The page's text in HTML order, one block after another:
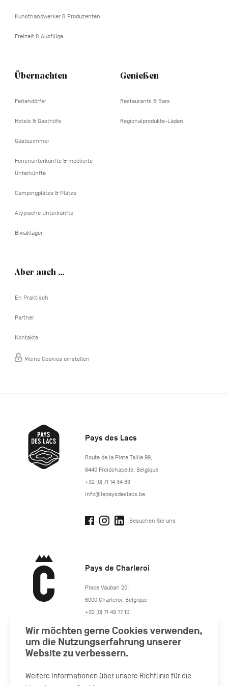
Kunsthandwerker & Produzenten
Freizeit & Ausflüge
Übernachten
Feriendörfer
Hotels & Gasthöfe
Gästezimmer
Ferienunterkünfte & möblierte
Unterkünfte
Campingplätze & Plätze
Atypische Unterkünfte
Biwaklager
Genießen
Restaurants & Bars
Regionalprodukte-Läden
Aber auch …
En Praktisch
Partner
Kontakte
Meine Cookies einstellen
Pays des Lacs
http://www.lepaysdeslacs.be/
Route de la Plate Taille 99,
6440 Froidchapelle, Belgique
+32 (0) 71 14 34 83
info@lepaysdeslacs.be
Besuchen Sie uns
Pays de Charleroi
https://www.paysdecharleroi.be/
Place Vauban 20,
6000 Charleroi, Belgique
+32 (0) 71 49 77 10
Besuchen Sie uns
Wir möchten gerne Cookies verwenden,
um die Nutzungserfahrung unserer
Website zu verbessern.
Weitere Informationen über unsere Richtlinie für die